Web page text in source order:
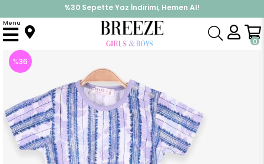
%30 Sepette Yaz İndirimi, Hemen Al!
İndirimlere ek %10 İndirimi Kap, Hemen Üye Ol!
0
Menu
Anasayfa Pijama & İç Giyim KIZ Pijama Takımları
%36